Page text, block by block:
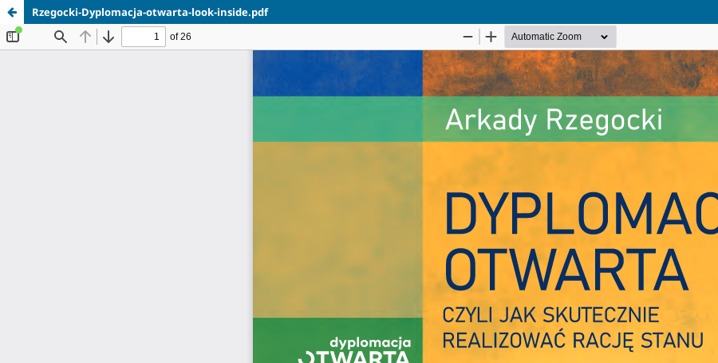
Rzegocki-Dyplomacja-otwarta-look-inside.pdf